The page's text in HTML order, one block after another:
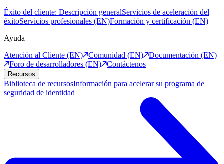
Éxito del cliente: Descripción generalServicios de aceleración del
éxitoServicios profesionales (EN)Formación y certificación (EN)
Ayuda
Atención al Cliente (EN)
Comunidad (EN)
Documentación (EN)
Foro de desarrolladores (EN)
Contáctenos
Recursos
Biblioteca de recursosInformación para acelerar su programa de
seguridad de identidad